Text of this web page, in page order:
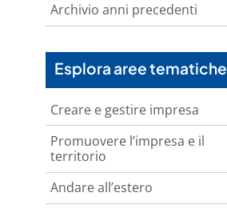
Archivio anni precedenti
Esplora aree tematiche
Creare e gestire impresa
Promuovere l’impresa e il
territorio
Andare all’estero